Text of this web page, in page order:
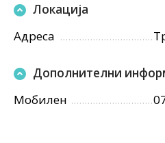
Локација
Адреса
Дополнителни
Мобилен